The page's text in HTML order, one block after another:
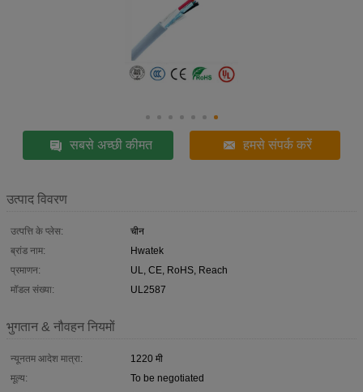
सबसे अच्छी कीमत हमसे संपर्क करें
उत्पाद विवरण
उत्पत्ति के प्लेस:
चीन
ब्रांड नाम:
Hwatek
प्रमाणन:
UL, CE, RoHS, Reach
मॉडल संख्या:
UL2587
भुगतान & नौवहन नियमों
न्यूनतम आदेश मात्रा:
1220 मी
मूल्य:
To be negotiated